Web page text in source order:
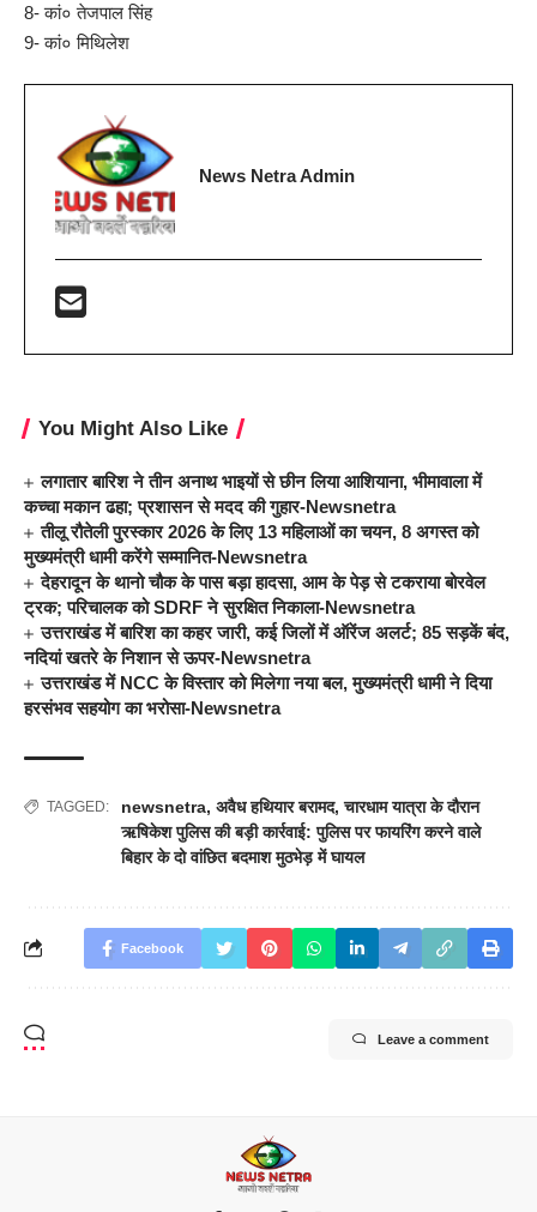
8- कां० तेजपाल सिंह
9- कां० मिथिलेश
News Netra Admin
You Might Also Like
लगातार बारिश ने तीन अनाथ भाइयों से छीन लिया आशियाना, भीमावाला में
कच्चा मकान ढहा; प्रशासन से मदद की गुहार-Newsnetra
तीलू रौतेली पुरस्कार 2026 के लिए 13 महिलाओं का चयन, 8 अगस्त को
मुख्यमंत्री धामी करेंगे सम्मानित-Newsnetra
देहरादून के थानो चौक के पास बड़ा हादसा, आम के पेड़ से टकराया बोरवेल
ट्रक; परिचालक को SDRF ने सुरक्षित निकाला-Newsnetra
उत्तराखंड में बारिश का कहर जारी, कई जिलों में ऑरेंज अलर्ट; 85 सड़कें बंद,
नदियां खतरे के निशान से ऊपर-Newsnetra
उत्तराखंड में NCC के विस्तार को मिलेगा नया बल, मुख्यमंत्री धामी ने दिया
हरसंभव सहयोग का भरोसा-Newsnetra
TAGGED: newsnetra, अवैध हथियार बरामद,चारधाम यात्रा के दौरान
ऋषिकेश पुलिस की बड़ी कार्रवाई: पुलिस पर फायरिंग करने वाले
बिहार के दो वांछित बदमाश मुठभेड़ में घायल
Facebook
Leave a comment